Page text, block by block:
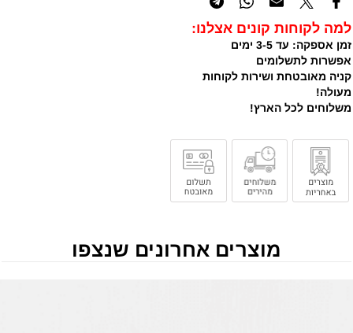
למה לקוחות קונים אצלנו:
זמן אספקה: עד 3-5 ימים
אפשרות לתשלומים
קניה מאובטחת ושירות לקוחות
מעולה!
משלוחים לכל הארץ!
מוצרים אחרונים שנצפו